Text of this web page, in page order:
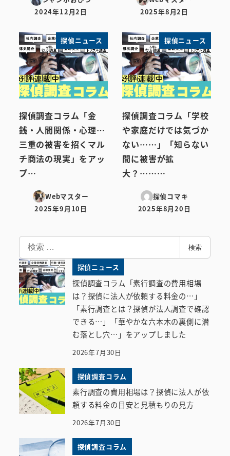
投稿日
2024年12月2日
投稿日
2025年8月2日
探偵ニュース
探偵調査コラム「金
銭・人間関係・心理…
三重の被害を招くマル
チ商法の現実」をアッ
プ…
Webマスター
投稿日
2025年9月10日
探偵ニュース
探偵調査コラム「学校
や家庭だけでは気づか
ない……」「知らない
間に被害が拡
大？………
探偵コマキ
投稿日
2025年8月20日
索
検索
探偵ニュース
探偵調査コラム「素行調査の費用相場
は？探偵に法人が依頼する料金の…」
「素行調査とは？探偵が法人調査で確認
できる…」「華やかな六本木の裏側に潜
む落とし穴…」をアップしました
2026年7月30日
探偵調査コラム
素行調査の費用相場は？探偵に法人が依
頼する料金の目安と見積もりの見方
2026年7月30日
探偵調査コラム